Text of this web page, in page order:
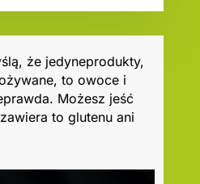
że jedyneprodukty,
to owoce i
Możesz jeść
to glutenu ani